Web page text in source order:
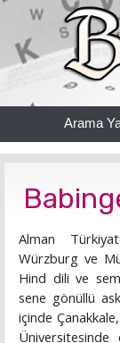
Arama
Alman
Würzburg ve
Hind dili ve
sene gönüllü
içinde